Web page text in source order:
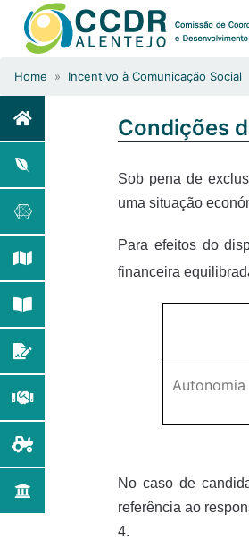
Home » Incentivo à Comunicação Social
Condições
Sob pena de
uma situação
Para efeitos do
financeira
Autonomia
No caso de
referência ao
4.